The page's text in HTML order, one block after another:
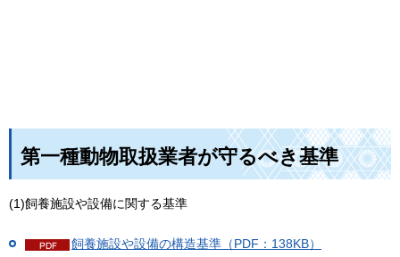
第一種動物取扱業者が守るべき基準
(1)飼養施設や設備に関する基準
飼養施設や設備の構造基準（PDF：138KB）